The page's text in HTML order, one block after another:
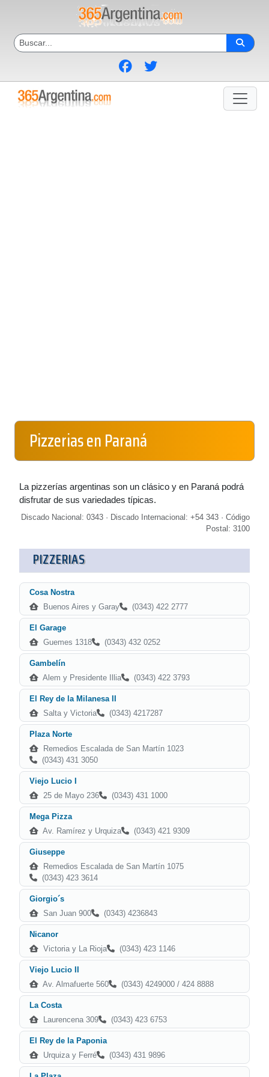
Pizzerias en Paraná
La pizzerías argentinas son un clásico y en Paraná podrá
disfrutar de sus variedades típicas.
Discado Nacional: 0343 · Discado Internacional: +54 343 · Código
Postal: 3100
PIZZERIAS
Cosa Nostra
Buenos Aires y Garay
(0343) 422 2777
El Garage
Guemes 1318
(0343) 432 0252
Gambelín
Alem y Presidente Illia
(0343) 422 3793
El Rey de la Milanesa II
Salta y Victoria
(0343) 4217287
Plaza Norte
Remedios Escalada de San Martín 1023
(0343) 431 3050
Viejo Lucio I
25 de Mayo 236
(0343) 431 1000
Mega Pizza
Av. Ramírez y Urquiza
(0343) 421 9309
Giuseppe
Remedios Escalada de San Martín 1075
(0343) 423 3614
Giorgio´s
San Juan 900
(0343) 4236843
Nicanor
Victoria y La Rioja
(0343) 423 1146
Viejo Lucio II
Av. Almafuerte 560
(0343) 4249000 / 424 8888
La Costa
Laurencena 309
(0343) 423 6753
El Rey de la Paponia
Urquiza y Ferré
(0343) 431 9896